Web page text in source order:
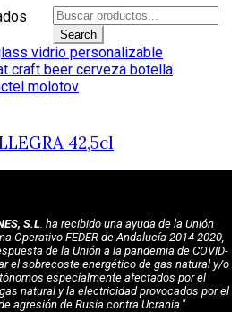
Search
for:
Search
42,5cl
S.L . ha recibido una ayuda de la Unión
Operativo FEDER de Andalucía 2014-2020,
de la Unión a la pandemia de COVID-
el sobrecoste energético de gas natural y/o
especialmente afectados por el
natural y la electricidad provocados por el
agresión de Rusia contra Ucrania."